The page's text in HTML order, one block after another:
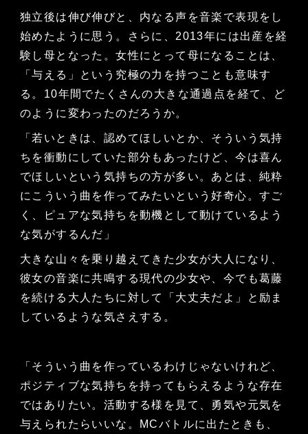
独立後は伸び伸びと、内なる声を音楽で表現をし
始めたように思う。さらに、2013年には出産を経
験し母となった。女性にとって母になることは、
「与える」という究極の力を持つことも意味す
る。10年間でたくさんの大きな通過点を経て、ど
のように変わったのだろうか。
「若いときは、認めてほしいとか、そういう気持
ちを衝動にしていた部分もあったけど、今は喜ん
でほしいという気持ちの方が多い。あとは、純粋
にこういう曲を作ってみたいという好奇心。すご
く、ピュアな気持ちを動機として動けているよう
な気がするんだ」
大きな山々を乗り越えてきた少女が大人になり、
彼女の音楽に共鳴する現代の少女や、今でも葛藤
を続ける大人たちに対して「大丈夫だよ」と励ま
しているような気さえする。
「そういう曲を作っているわけじゃないけれど、
ポジティブな気持ちを持ってもらえるような存在
ではありたい。活動する様を見て、勇気や元気を
与えられたらいいな。MCバトルに出たときも、